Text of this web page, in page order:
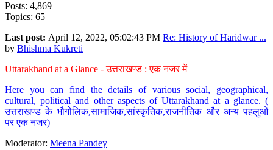
Posts: 4,869
Topics: 65
Last post: April 12, 2022, 05:02:43 PM Re: History of Haridwar ...
by Bhishma Kukreti
Uttarakhand at a Glance - उत्तराखण्ड : एक नजर में
Here you can find the details of various social, geographical,
cultural, political and other aspects of Uttarakhand at a glance. (
उत्तराखण्ड के भौगोलिक,सामाजिक,सांस्कृतिक,राजनीतिक और अन्य पहलुओं
पर एक नजर)
Moderator: Meena Pandey